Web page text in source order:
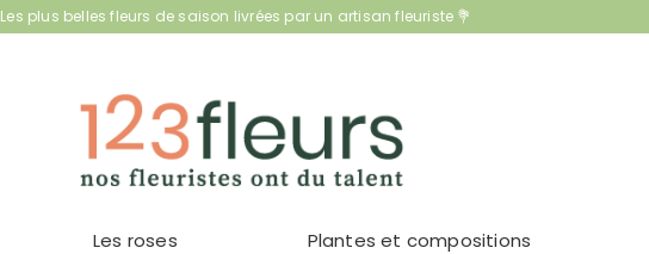
Les plus belles fleurs de saison livrées par un artisan fleuriste 💐
Les roses Plantes et compositions